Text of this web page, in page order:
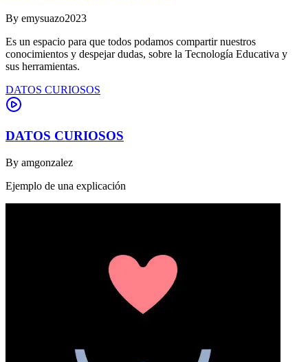
By emysuazo2023
Es un espacio para que todos podamos compartir nuestros
conocimientos y despejar dudas, sobre la Tecnología Educativa y
sus herramientas.
DATOS CURIOSOS
DATOS CURIOSOS
By amgonzalez
Ejemplo de una explicación